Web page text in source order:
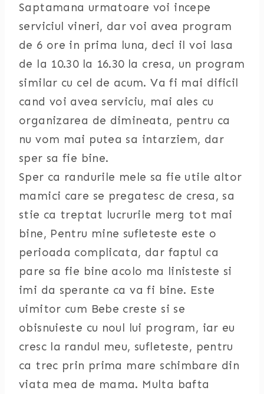
Saptamana urmatoare voi incepe
serviciul vineri, dar voi avea program
de 6 ore in prima luna, deci il voi lasa
de la 10.30 la 16.30 la cresa, un program
similar cu cel de acum. Va fi mai dificil
cand voi avea serviciu, mai ales cu
organizarea de dimineata, pentru ca
nu vom mai putea sa intarziem, dar
sper sa fie bine.
Sper ca randurile mele sa fie utile altor
mamici care se pregatesc de cresa, sa
stie ca treptat lucrurile merg tot mai
bine, Pentru mine sufleteste este o
perioada complicata, dar faptul ca
pare sa fie bine acolo ma linisteste si
imi da sperante ca va fi bine. Este
uimitor cum Bebe creste si se
obisnuieste cu noul lui program, iar eu
cresc la randul meu, sufleteste, pentru
ca trec prin prima mare schimbare din
viata mea de mama. Multa bafta